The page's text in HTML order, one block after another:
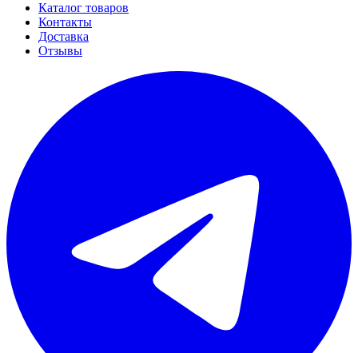
Каталог товаров
Контакты
Доставка
Отзывы